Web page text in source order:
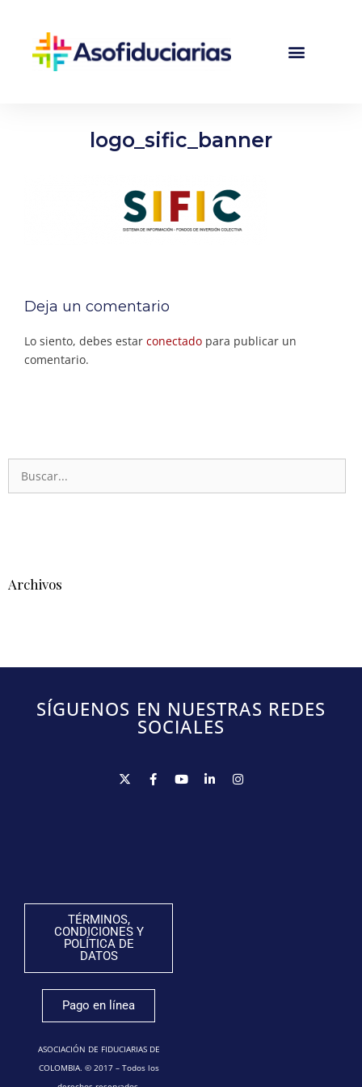
logo_sific_banner
Deja un comentario
Lo siento, debes estar conectado para publicar un
comentario.
Archivos
SÍGUENOS EN NUESTRAS REDES
SOCIALES
TÉRMINOS,
CONDICIONES Y
POLÍTICA DE
DATOS
Pago en línea
ASOCIACIÓN DE FIDUCIARIAS DE
COLOMBIA. © 2017 – Todos los